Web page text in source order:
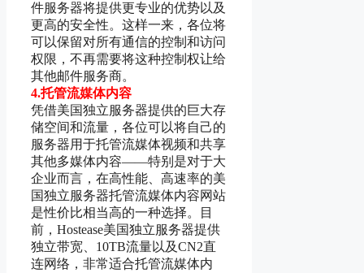
件服务器将提供更专业的优势以及
更高的安全性。这样一来，各位将
可以保留对所有通信的控制和访问
权限，不再需要将这种控制权让给
其他邮件服务商。
4.托管流媒体内容
凭借美国独立服务器提供的巨大存
储空间和流量，各位可以将自己的
服务器用于托管流媒体视频和共享
其他多媒体内容——特别是对于大
企业而言，在高性能、高速率的美
国独立服务器托管流媒体内容网站
是性价比相当高的一种选择。目
前，Hostease美国独立服务器提供
独立带宽、10TB流量以及CN2直
连网络，非常适合托管流媒体内